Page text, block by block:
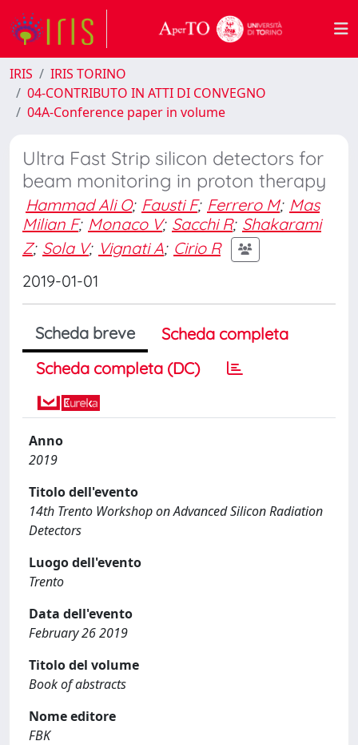
IRIS
IRIS TORINO
04-CONTRIBUTO IN ATTI DI CONVEGNO
04A-Conference paper in volume
Ultra Fast Strip silicon detectors for
beam monitoring in proton therapy
Hammad Ali O; Fausti F; Ferrero M; Mas
Milian F; Monaco V; Sacchi R; Shakarami
Z; Sola V; Vignati A; Cirio R
2019-01-01
Scheda breve
Scheda completa
Scheda completa (DC)
Anno
2019
Titolo dell'evento
14th Trento Workshop on Advanced Silicon Radiation
Detectors
Luogo dell'evento
Trento
Data dell'evento
February 26 2019
Titolo del volume
Book of abstracts
Nome editore
FBK